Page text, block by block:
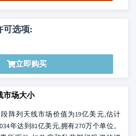
可选项:
立即购买
市场大小
阵列天线市场价值为19亿美元,估计
年达到81亿美元,拥有270万个单位。